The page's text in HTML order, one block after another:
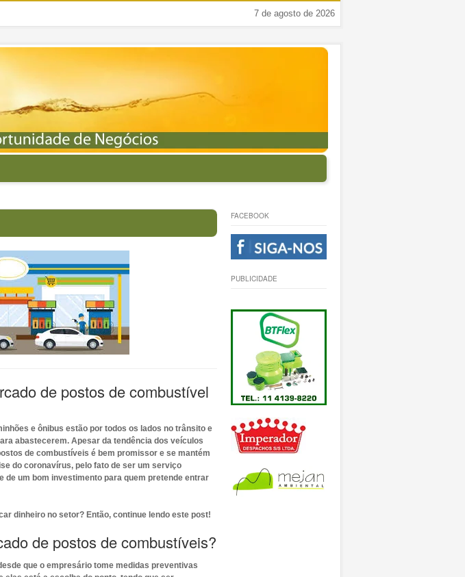
7 de agosto de 2026
de postos de combustível
e ônibus estão por todos os lados no trânsito e
abastecerem. Apesar da tendência dos veículos
de combustíveis é bem promissor e se mantém
do coronavírus, pelo fato de ser um serviço
de um bom investimento para quem pretende entrar
dinheiro no setor? Então, continue lendo este post!
de postos de combustíveis?
que o empresário tome medidas preventivas
FACEBOOK
PUBLICIDADE